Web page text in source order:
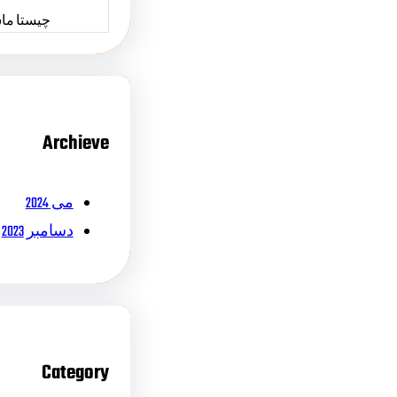
چیستا
Archieve
می 2024
دسامبر 2023
Category